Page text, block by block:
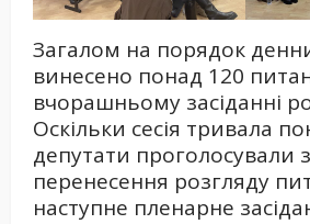
Загалом на порядок
винесено понад 120
вчорашньому засіданні
Оскільки сесія тривала
депутати проголосували
перенесення розгляду
наступне пленарне